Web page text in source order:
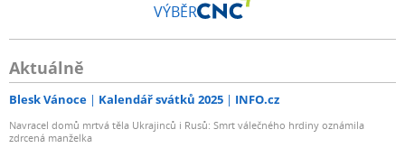
VÝBĚR
Aktuálně
Blesk Vánoce Kalendář svátků 2025 INFO.cz
Navracel domů mrtvá těla Ukrajinců i Rusů: Smrt válečného hrdiny oznámila
zdrcená manželka